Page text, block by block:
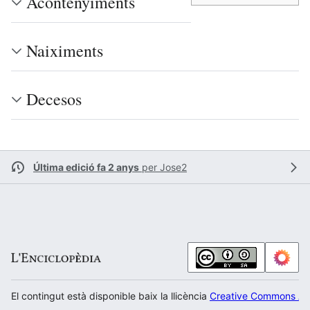
Naiximents
Decesos
Última edició fa 2 anys per Jose2
El contingut està disponible baix la llicència Creative Commons